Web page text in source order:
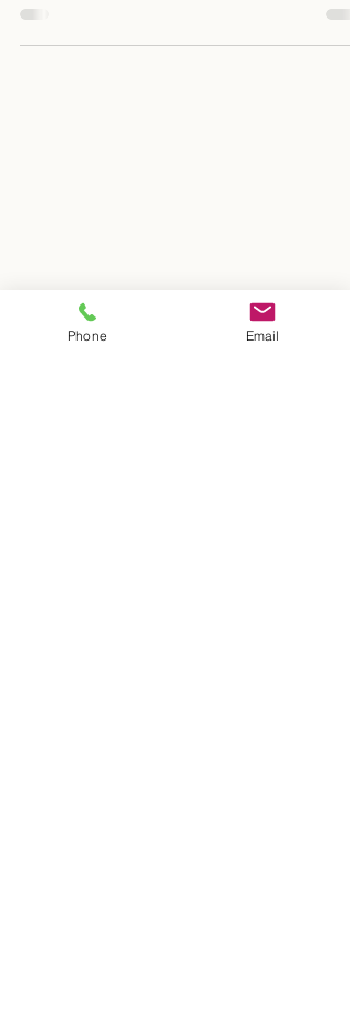
la fabrication de bols pour la cérémonie du thé.
Phone Email